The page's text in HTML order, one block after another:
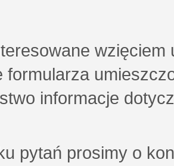
wzięciem
formularza
informacje
pytań prosimy o